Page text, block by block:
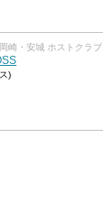
崎・安城 ホストクラブ
)